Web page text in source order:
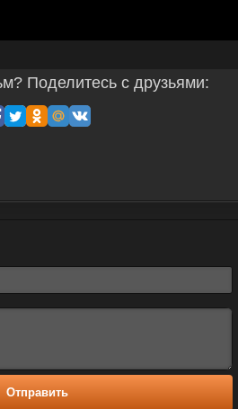
Поделитесь с друзьями:
Отправить